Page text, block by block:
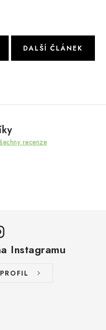
DALŠÍ ČLÁNEK
recenze
Instagramu